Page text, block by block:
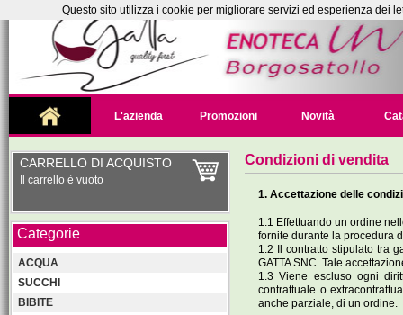
L'azienda Promozioni Novità
CARRELLO DI ACQUISTO
Il carrello è vuoto
Categorie
ACQUA
SUCCHI
BIBITE
Condizioni di vendita
1. Accettazione delle
1.1 Effettuando un ordine
fornite durante la procedura
1.2 Il contratto stipulato tra
GATTA SNC. Tale
1.3 Viene escluso ogni
contrattuale o
anche parziale, di un ordine.
Questo sito utilizza i cookie per migliorare servizi ed esperienza dei